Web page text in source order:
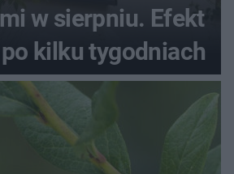
w sierpniu. Efekt
kilku tygodniach